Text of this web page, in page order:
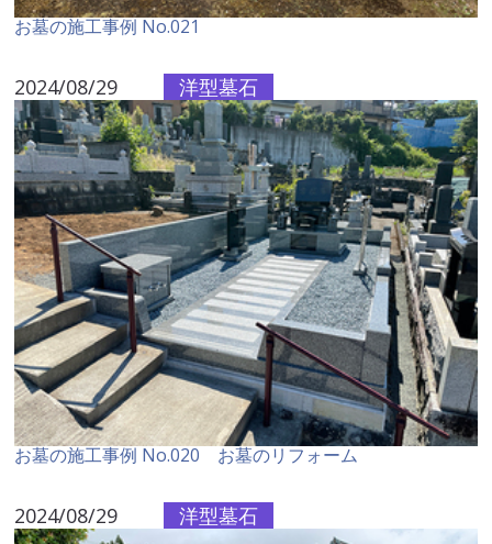
お墓の施工事例 No.021
2024/08/29 洋型墓石
お墓の施工事例 No.020 お墓のリフォーム
2024/08/29 洋型墓石